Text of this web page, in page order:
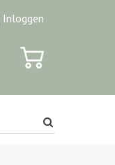
Inloggen